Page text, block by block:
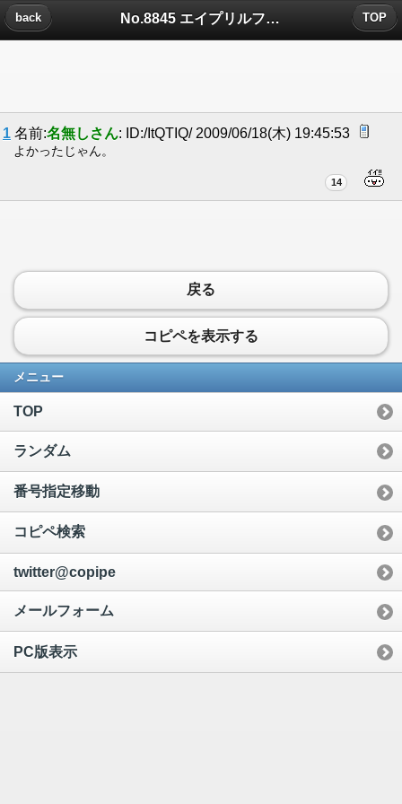
No.8845 エイプリルフールについたコメント
back TOP
1 名前:名無しさん: ID:/ItQTIQ/ 2009/06/18(木) 19:45:53
よかったじゃん。
14
戻る
コピペを表示する
メニュー
TOP
ランダム
番号指定移動
コピペ検索
twitter@copipe
メールフォーム
PC版表示